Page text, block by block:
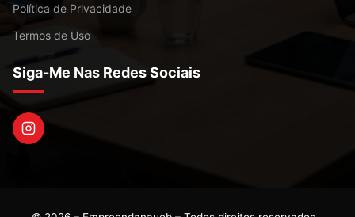
Política de Privacidade
Termos de Uso
Siga-Me Nas Redes Sociais